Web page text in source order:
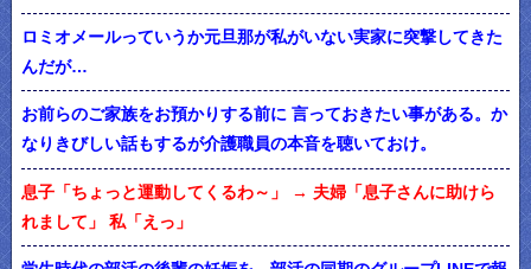
ロミオメールっていうか元旦那が私がいない実家に突撃してきた
んだが…
お前らのご家族をお預かりする前に 言っておきたい事がある。か
なりきびしい話もするが介護職員の本音を聴いておけ。
息子「ちょっと運動してくるわ～」 → 夫婦「息子さんに助けら
れまして」 私「えっ」